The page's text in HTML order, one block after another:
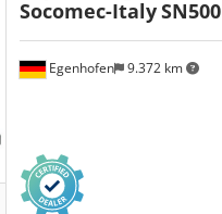
Egenhofen 9.372 km
Socomec-ItalySN500